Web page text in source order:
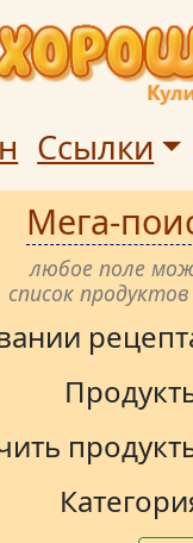
Ссылки
Мега-
любое поле
список